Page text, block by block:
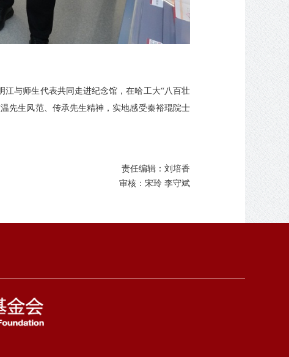
与师生代表共同走进纪念馆，在哈工大“八百壮
先生风范、传承先生精神，实地感受秦裕琨院士
责任编辑：刘培香
审核：宋玲 李守斌